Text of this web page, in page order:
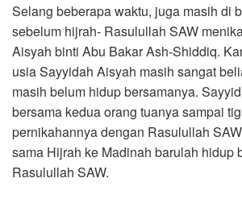
Selang beberapa waktu, juga masih di
sebelum hijrah- Rasulullah SAW
Aisyah binti Abu Bakar Ash-Shiddiq.
usia Sayyidah Aisyah masih sangat
masih belum hidup bersamanya.
bersama kedua orang tuanya sampai
pernikahannya dengan Rasulullah
sama Hijrah ke Madinah barulah hidup
Rasulullah SAW.